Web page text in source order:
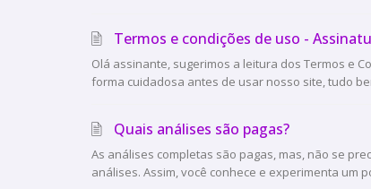
Termos e condições de uso -
Olá assinante, sugerimos a leitura dos Termos e
forma cuidadosa antes de usar nosso site, tudo
Quais análises são pagas?
As análises completas são pagas, mas, não se
análises. Assim, você conhece e experimenta um